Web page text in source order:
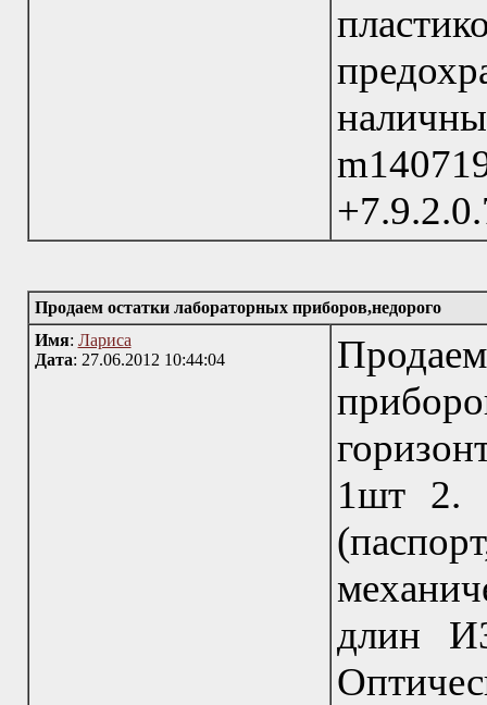
Продаем остатки лабораторных приборов,недорого
Имя: Лариса
Дата: 27.06.2012 10:44:04
1шт 2.
длин